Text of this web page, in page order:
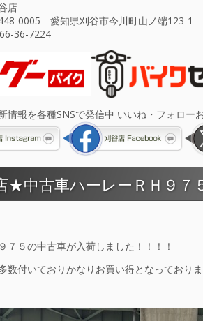
店
0005 愛知県刈谷市今川町山ノ端123-1
36-7224
情報を各種SNSで発信中 いいね・フォロー
中古車ハーレーＲＨ９７
７５の中古車が入荷しました！！！！
数付いておりかなりお買い得となっており